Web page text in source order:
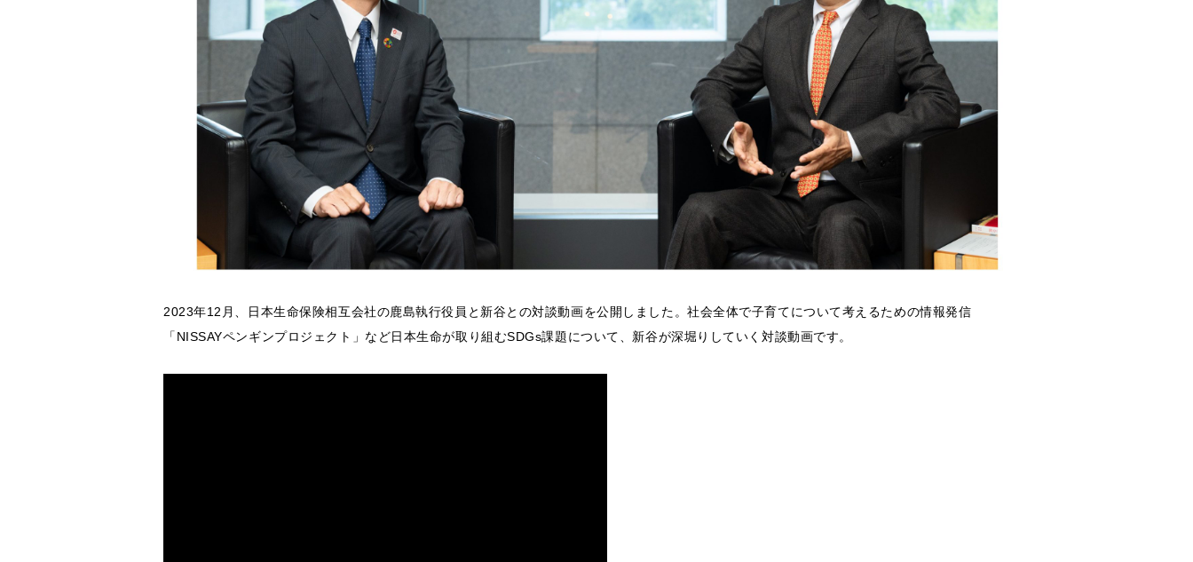
2023年12月、日本生命保険相互会社の鹿島執行役員と新谷との対談動画を公開しました。社会全体で子育てについて考えるための情報発信
「NISSAYペンギンプロジェクト」など日本生命が取り組むSDGs課題について、新谷が深堀りしていく対談動画です。